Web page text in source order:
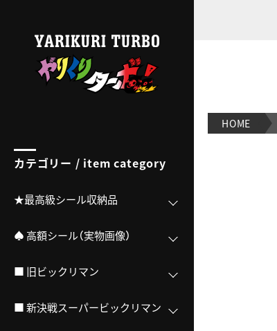
◆ 魔界大戦スナック第3弾｜【ビックリマンシール
HOME
カテゴリー / item category
★最高級シール収納品
♠ 高額シール（実物画像）
■ 旧ビックリマン
■ 新決戦スーパービックリマン